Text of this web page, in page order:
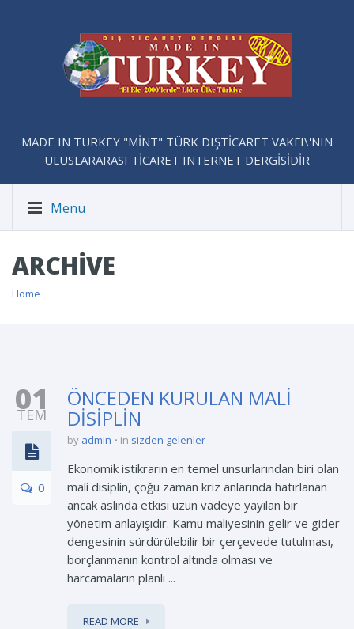
MADE IN TURKEY "MİNT" TÜRK DIŞTİCARET VAKFI\'NIN
ULUSLARARASI TİCARET INTERNET DERGİSİDİR
Menu
ARCHIVE
Home
01
TEM
0
ÖNCEDEN KURULAN MALİ
DİSİPLİN
by admin in sizden gelenler
Ekonomik istikrarın en temel unsurlarından biri olan
mali disiplin, çoğu zaman kriz anlarında hatırlanan
ancak aslında etkisi uzun vadeye yayılan bir
yönetim anlayışıdır. Kamu maliyesinin gelir ve gider
dengesinin sürdürülebilir bir çerçevede tutulması,
borçlanmanın kontrol altında olması ve
harcamaların planlı ...
READ MORE